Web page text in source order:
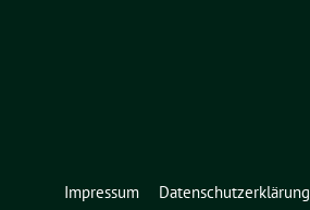
Impressum Datenschutzerklärung